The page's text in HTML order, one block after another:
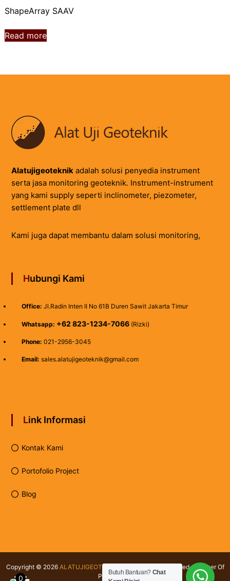
ShapeArray SAAV
Read more
Alatujigeoteknikadalah solusi penyedia instrument
serta jasa monitoring geoteknik. Instrument-instrument
yang kami supply seperti inclinometer, piezometer,
settlement plate dll
Kami juga dapat membantu dalam solusi monitoring,
Hubungi Kami
Office: Jl.Radin Inten II No 61B Duren Sawit Jakarta Timur
Whatsapp: +62 823-1234-7066(Rizki)
Phone: 021-2956-3045
Email: sales.alatujigeoteknik@gmail.com
Link Informasi
Kontak Kami
Portofolio Project
Blog
Copyright © 2026 ALATUJIGEOTEKNIK.COM
All rights reserved. Member Of
PT Testindo
Butuh Bantuan? Chat
0